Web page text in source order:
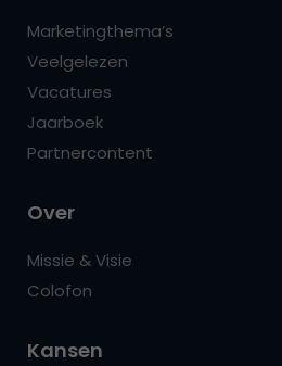
Marketingthema’s
Veelgelezen
Vacatures
Jaarboek
Partnercontent
Over
Missie & Visie
Colofon
Kansen